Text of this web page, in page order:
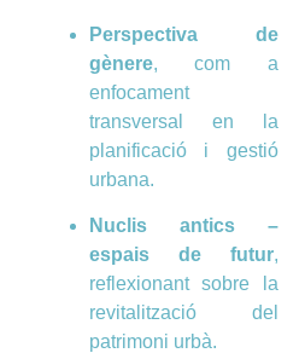
Perspectiva de
gènere, com a
enfocament
transversal en la
planificació i gestió
urbana.
Nuclis antics –
espais de futur,
reflexionant sobre la
revitalització del
patrimoni urbà.